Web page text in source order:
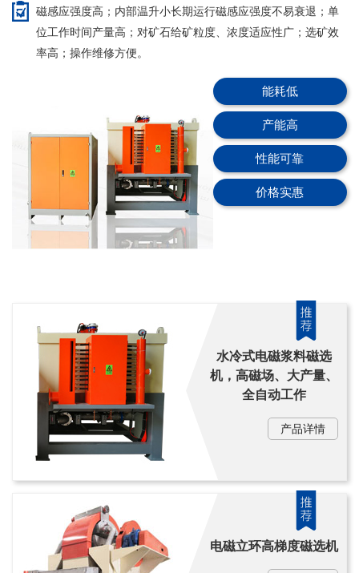
磁感应强度高；内部温升小长期运行磁感应强度不易衰退；单
位工作时间产量高；对矿石给矿粒度、浓度适应性广；选矿效
率高；操作维修方便。
能耗低
产能高
性能可靠
价格实惠
水冷式电磁浆料磁选
机，高磁场、大产量、
全自动工作
产品详情
电磁立环高梯度磁选机